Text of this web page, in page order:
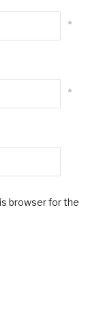
*
*
browser for the